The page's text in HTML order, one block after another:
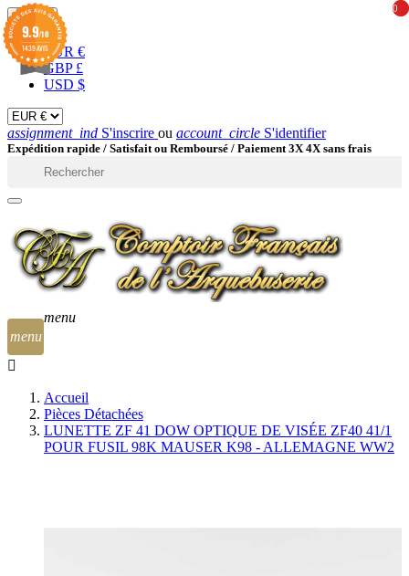
EUR 
EUR €
GBP £
USD $
assignment_ind S'inscrire ou account_circle S'identifier
Expédition rapide / Satisfait ou Remboursé / Paiement 3X 4X sans frais
menu
0
0
menu
Accueil
Pièces Détachées
LUNETTE ZF 41 DOW OPTIQUE DE VISÉE ZF40 41/1
POUR FUSIL 98K MAUSER K98 - ALLEMAGNE WW2
9.9/10
1439 AVIS